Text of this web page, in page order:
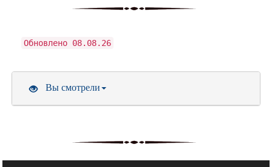
Обновлено 08.08.26
Вы смотрели